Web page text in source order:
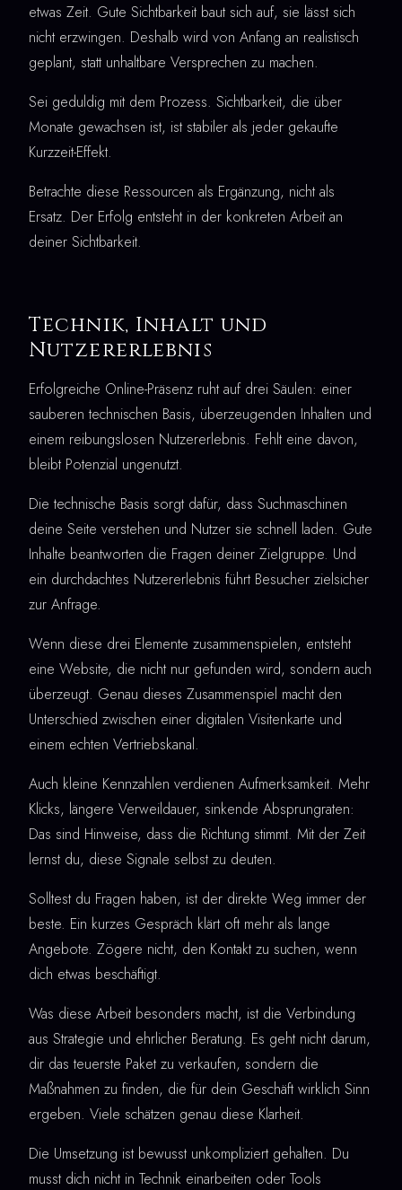
etwas Zeit. Gute Sichtbarkeit baut sich auf, sie lässt sich
nicht erzwingen. Deshalb wird von Anfang an realistisch
geplant, statt unhaltbare Versprechen zu machen.
Sei geduldig mit dem Prozess. Sichtbarkeit, die über
Monate gewachsen ist, ist stabiler als jeder gekaufte
Kurzzeit-Effekt.
Betrachte diese Ressourcen als Ergänzung, nicht als
Ersatz. Der Erfolg entsteht in der konkreten Arbeit an
deiner Sichtbarkeit.
Technik, Inhalt und
Nutzererlebnis
Erfolgreiche Online-Präsenz ruht auf drei Säulen: einer
sauberen technischen Basis, überzeugenden Inhalten und
einem reibungslosen Nutzererlebnis. Fehlt eine davon,
bleibt Potenzial ungenutzt.
Die technische Basis sorgt dafür, dass Suchmaschinen
deine Seite verstehen und Nutzer sie schnell laden. Gute
Inhalte beantworten die Fragen deiner Zielgruppe. Und
ein durchdachtes Nutzererlebnis führt Besucher zielsicher
zur Anfrage.
Wenn diese drei Elemente zusammenspielen, entsteht
eine Website, die nicht nur gefunden wird, sondern auch
überzeugt. Genau dieses Zusammenspiel macht den
Unterschied zwischen einer digitalen Visitenkarte und
einem echten Vertriebskanal.
Auch kleine Kennzahlen verdienen Aufmerksamkeit. Mehr
Klicks, längere Verweildauer, sinkende Absprungraten:
Das sind Hinweise, dass die Richtung stimmt. Mit der Zeit
lernst du, diese Signale selbst zu deuten.
Solltest du Fragen haben, ist der direkte Weg immer der
beste. Ein kurzes Gespräch klärt oft mehr als lange
Angebote. Zögere nicht, den Kontakt zu suchen, wenn
dich etwas beschäftigt.
Was diese Arbeit besonders macht, ist die Verbindung
aus Strategie und ehrlicher Beratung. Es geht nicht darum,
dir das teuerste Paket zu verkaufen, sondern die
Maßnahmen zu finden, die für dein Geschäft wirklich Sinn
ergeben. Viele schätzen genau diese Klarheit.
Die Umsetzung ist bewusst unkompliziert gehalten. Du
musst dich nicht in Technik einarbeiten oder Tools